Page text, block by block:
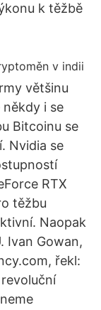
k těžbě
většinu
i se
Bitcoinu se
Nvidia se
RTX
těžbu
Naopak
Ivan Gowan,
řekl: